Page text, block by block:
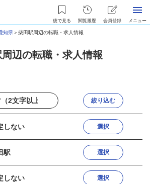
後で見る 閲覧履歴 会員登録 メニュー
知県＞柴田駅周辺の転職・求人情報
辺の転職・求人情報
絞り込む
しない 選択
駅 選択
しない 選択